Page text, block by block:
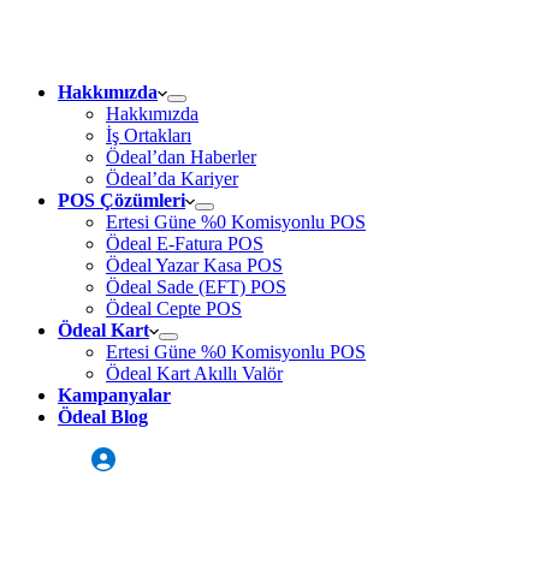
Hakkımızda
Hakkımızda
İş Ortakları
Ödeal’dan Haberler
Ödeal’da Kariyer
POS Çözümleri
Ertesi Güne %0 Komisyonlu POS
Ödeal E-Fatura POS
Ödeal Yazar Kasa POS
Ödeal Sade (EFT) POS
Ödeal Cepte POS
Ödeal Kart
Ertesi Güne %0 Komisyonlu POS
Ödeal Kart Akıllı Valör
Kampanyalar
Ödeal Blog